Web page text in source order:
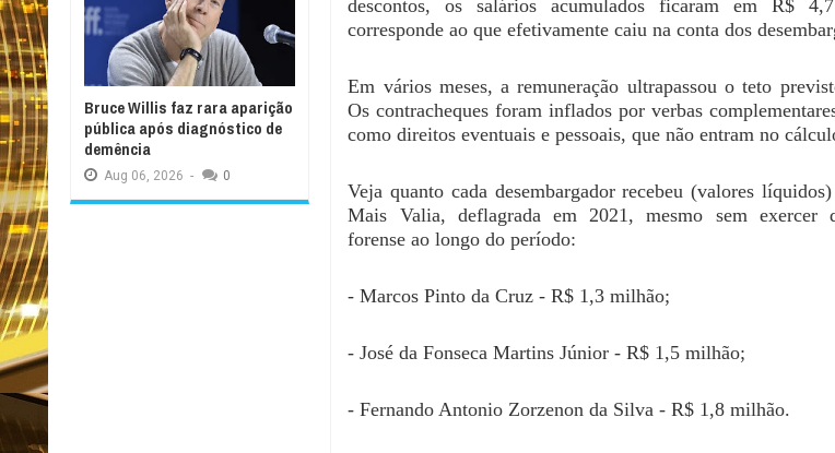
descontos, os salários acumulados ficaram em R$
corresponde ao que efetivamente caiu na conta dos
Em vários meses, a remuneração ultrapassou o teto
Os contracheques foram inflados por verbas
como direitos eventuais e pessoais, que não entram no
Veja quanto cada desembargador recebeu (valores
Mais Valia, deflagrada em 2021, mesmo sem exercer
forense ao longo do período:
- Marcos Pinto da Cruz - R$ 1,3 milhão;
- José da Fonseca Martins Júnior - R$ 1,5 milhão;
- Fernando Antonio Zorzenon da Silva - R$ 1,8 milhão.
Bruce Willis faz rara aparição
pública após diagnóstico de
demência
Aug 06, 2026 - 0